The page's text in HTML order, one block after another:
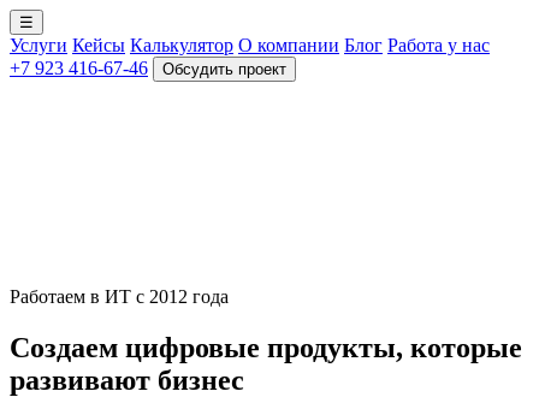
☰
Услуги Кейсы Калькулятор О компании Блог Работа у нас
+7 923 416-67-46
Обсудить проект
Работаем в ИТ с 2012 года
Создаем цифровые продукты, которые
развивают бизнес